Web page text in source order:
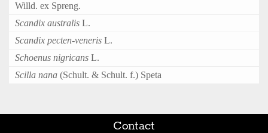
Willd. ex Spreng.
Scandix australis L.
Scandix pecten-veneris L.
Schoenus nigricans L.
Scilla nana (Schult. & Schult. f.) Speta
Contact